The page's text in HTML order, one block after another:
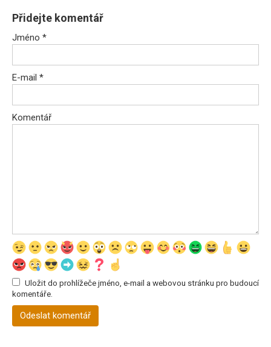
Přidejte komentář
Jméno *
E-mail *
Komentář
Uložit do prohlížeče jméno, e-mail a webovou stránku pro budoucí
komentáře.